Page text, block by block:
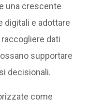
una crescente
digitali e adottare
dati
supportare
decisionali.
come